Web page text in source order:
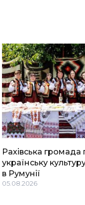
Рахівська громада
українську
в Румунії
05.08.2026